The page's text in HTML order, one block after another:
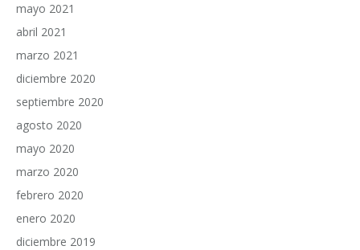
mayo 2021
abril 2021
marzo 2021
diciembre 2020
septiembre 2020
agosto 2020
mayo 2020
marzo 2020
febrero 2020
enero 2020
diciembre 2019